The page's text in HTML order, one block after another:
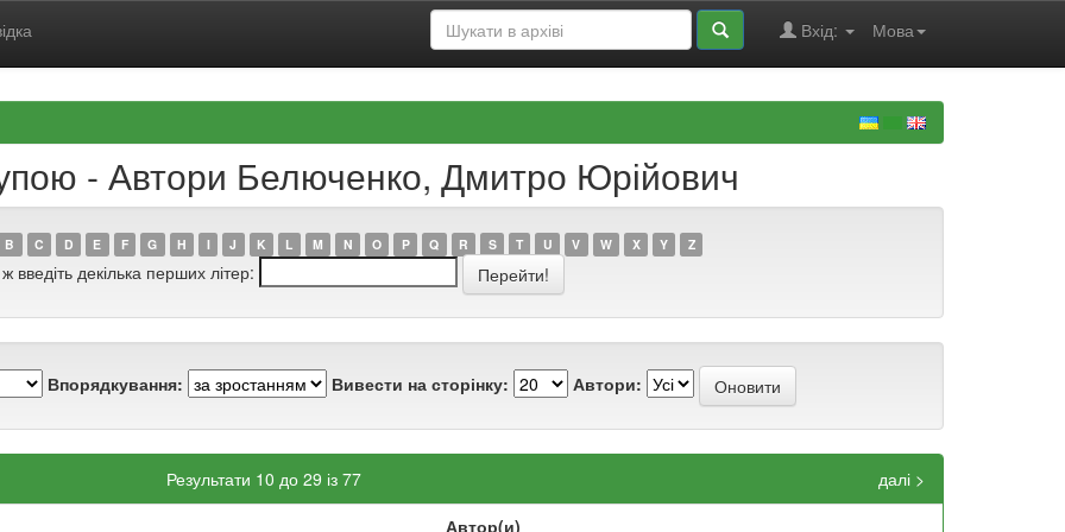
Мова
Вхід:
- Автори Белюченко, Дмитро Юрійович
B C D E F G H I J K L M N O P Q R S T U V W X Y Z
введіть декілька перших літер:
Впорядкування: Вивести на сторінку: Автори:
Результати 10 до 29 із 77
далі >
Автор(и)